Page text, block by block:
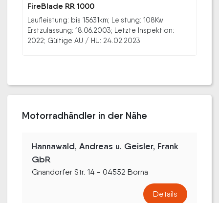
FireBlade RR 1000
Laufleistung: bis 15631km; Leistung: 108Kw;
Erstzulassung: 18.06.2003; Letzte Inspektion:
2022; Gültige AU / HU: 24.02.2023
Motorradhändler in der Nähe
Hannawald, Andreas u. Geisler, Frank
GbR
Gnandorfer Str. 14 - 04552 Borna
Details